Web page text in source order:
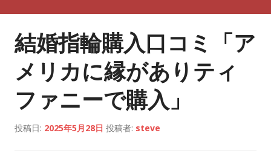
結婚指輪購入口コミ「ア
メリカに縁がありティ
ファニーで購入」
投稿日: 2025年5月28日 投稿者: steve